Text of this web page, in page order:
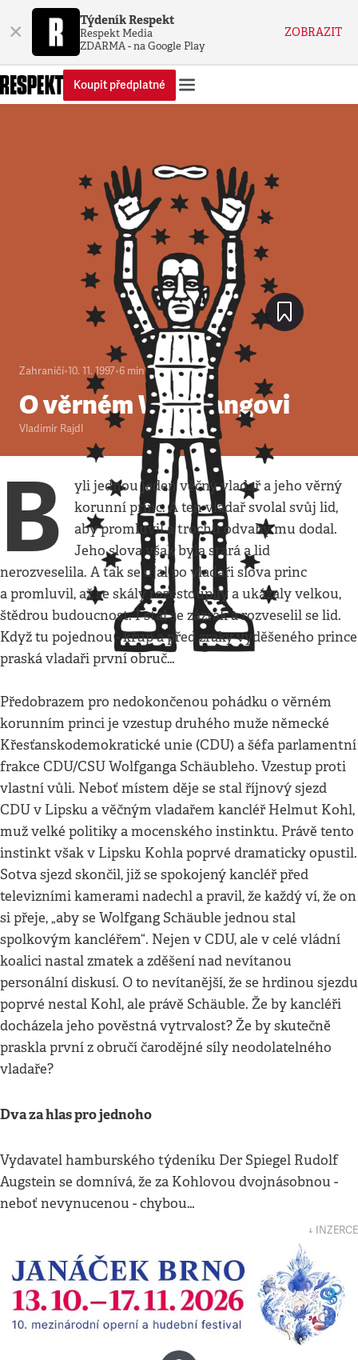
× Týdeník Respekt
Respekt Media
ZDARMA - na Google Play
ZOBRAZIT
Koupit předplatné
Zahraničí•10. 11. 1997•6 minut
O věrném Wolfgangovi
Vladimír Rajdl
B
yli jednou jeden věčný vladař a jeho věrný
korunní princ. A ten vladař svolal svůj lid,
aby promluvil a trochu odvahy mu dodal.
Jeho slova však byla stará a lid
nerozveselila. A tak se ujal po vladaři slova princ
a promluvil, až se skály rozestoupily a ukázaly velkou,
štědrou budoucnost. I stal se zázrak a rozveselil se lid.
Když tu pojednou - křup a před zraky vyděšeného prince
praská vladaři první obruč…
Předobrazem pro nedokončenou pohádku o věrném
korunním princi je vzestup druhého muže německé
Křesťanskodemokratické unie (CDU) a šéfa parlamentní
frakce CDU/CSU Wolfganga Schäubleho. Vzestup proti
vlastní vůli. Neboť místem děje se stal říjnový sjezd
CDU v Lipsku a věčným vladařem kancléř Helmut Kohl,
muž velké politiky a mocenského instinktu. Právě tento
instinkt však v Lipsku Kohla poprvé dramaticky opustil.
Sotva sjezd skončil, již se spokojený kancléř před
televizními kamerami nadechl a pravil, že každý ví, že on
si přeje, „aby se Wolfgang Schäuble jednou stal
spolkovým kancléřem“. Nejen v CDU, ale v celé vládní
koalici nastal zmatek a zděšení nad nevítanou
personální diskusí. O to nevítanější, že se hrdinou sjezdu
poprvé nestal Kohl, ale právě Schäuble. Že by kancléři
docházela jeho pověstná vytrvalost? Že by skutečně
praskla první z obručí čarodějné síly neodolatelného
vladaře?
Dva za hlas pro jednoho
Vydavatel hamburského týdeníku Der Spiegel Rudolf
Augstein se domnívá, že za Kohlovou dvojnásobnou -
neboť nevynucenou - chybou…
↓ INZERCE